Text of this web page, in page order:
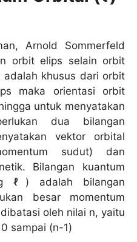
Arnold Sommerfeld
orbit elips selain orbit
adalah khusus dari orbit
maka orientasi orbit
untuk menyatakan
dua bilangan
vektor orbital
sudut) dan
Bilangan kuantum
ℓ) adalah bilangan
besar momentum
oleh nilai n, yaitu
sampai (n-1)